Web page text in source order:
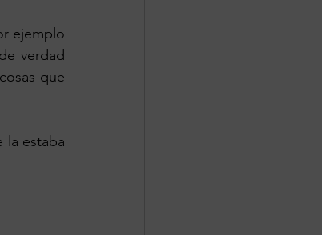
ejemplo
verdad
que
la estaba